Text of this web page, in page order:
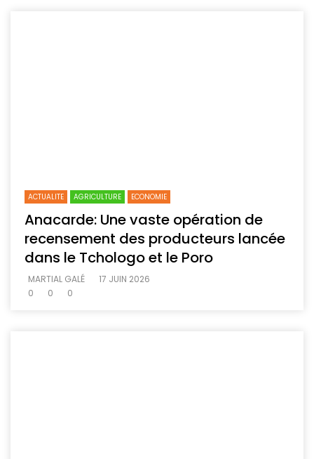
ACTUALITE AGRICULTURE ECONOMIE
Anacarde: Une vaste opération de
recensement des producteurs lancée
dans le Tchologo et le Poro
MARTIAL GALÉ
17 JUIN 2026
0
0 0